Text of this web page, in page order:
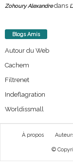
Zohoury Alexandredans
Blogs Amis
Autour du Web
Cachem
Filtrenet
Indeflagration
Worldissmall
À propos
©